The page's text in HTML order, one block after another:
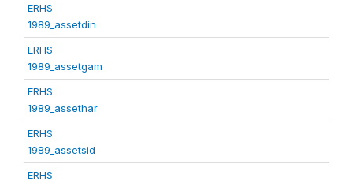
ERHS
1989_assetdin
ERHS
1989_assetgam
ERHS
1989_assethar
ERHS
1989_assetsid
ERHS